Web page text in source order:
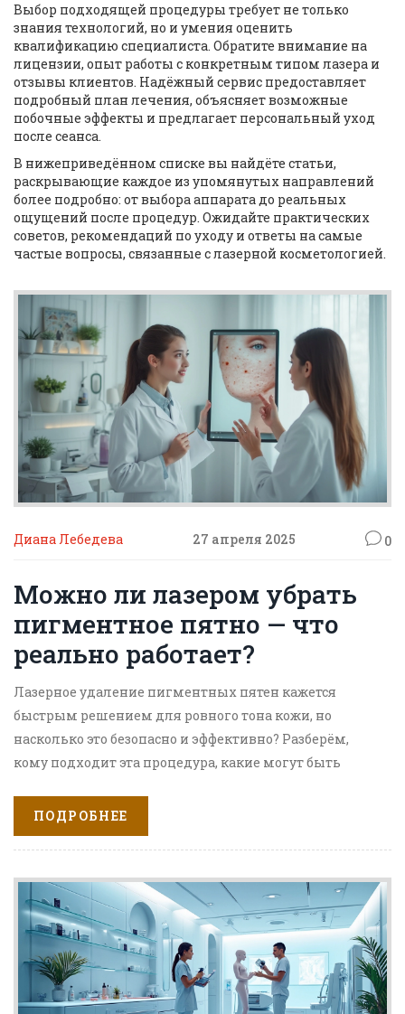
Выбор подходящей процедуры требует не только
знания технологий, но и умения оценить
квалификацию специалиста. Обратите внимание на
лицензии, опыт работы с конкретным типом лазера и
отзывы клиентов. Надёжный сервис предоставляет
подробный план лечения, объясняет возможные
побочные эффекты и предлагает персональный уход
после сеанса.
В нижеприведённом списке вы найдёте статьи,
раскрывающие каждое из упомянутых направлений
более подробно: от выбора аппарата до реальных
ощущений после процедур. Ожидайте практических
советов, рекомендаций по уходу и ответы на самые
частые вопросы, связанные с лазерной косметологией.
Диана Лебедева 27 апреля 2025 0
Можно ли лазером убрать
пигментное пятно — что
реально работает?
Лазерное удаление пигментных пятен кажется
быстрым решением для ровного тона кожи, но
насколько это безопасно и эффективно? Разберём,
кому подходит эта процедура, какие могут быть
обещают врачи. В статье поделюсь советами по
подготовке и уходу, плюс расскажу о подводных
камнях, которые часто забывают обсудить на
консультациях. Узнаете, когда лучше искать лазер, а
когда стоит выбрать другой способ.
ПОДРОБНЕЕ